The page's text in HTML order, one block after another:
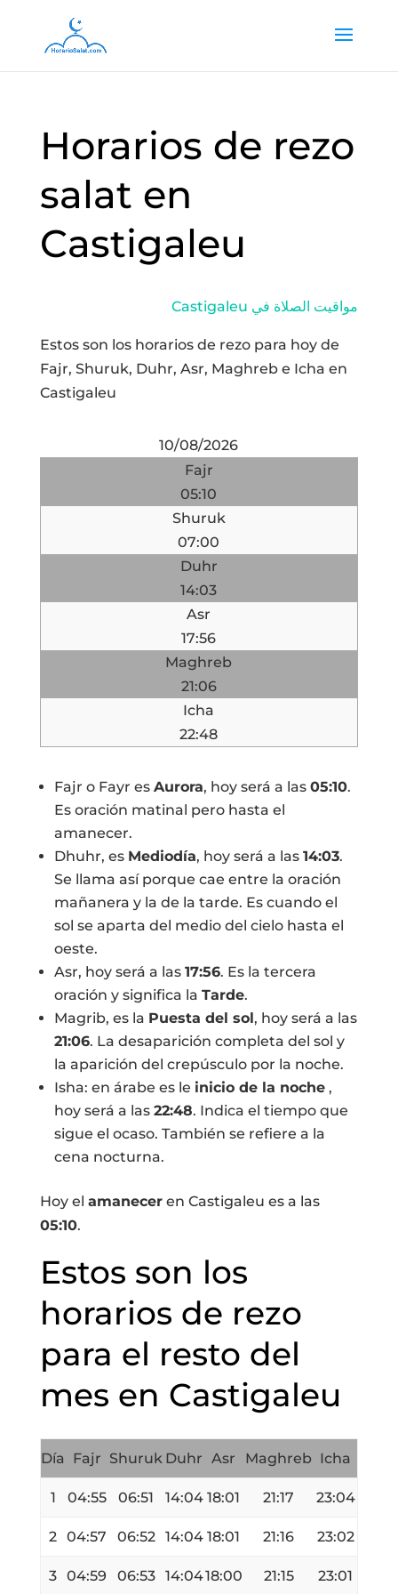
Horarios de rezo
salat en
Castigaleu
Castigaleu مواقيت الصلاة في
Estos son los horarios de rezo para hoy de
Fajr, Shuruk, Duhr, Asr, Maghreb e Icha en
Castigaleu
10/08/2026
Fajr
05:10
Shuruk
07:00
Duhr
14:03
Asr
17:56
Maghreb
21:06
Icha
22:48
Fajr o Fayr es Aurora, hoy será a las 05:10.
Es oración matinal pero hasta el
amanecer.
Dhuhr, es Mediodía, hoy será a las 14:03.
Se llama así porque cae entre la oración
mañanera y la de la tarde. Es cuando el
sol se aparta del medio del cielo hasta el
oeste.
Asr, hoy será a las 17:56. Es la tercera
oración y significa la Tarde.
Magrib, es la Puesta del sol, hoy será a las
21:06. La desaparición completa del sol y
la aparición del crepúsculo por la noche.
Isha: en árabe es le inicio de la noche,
hoy será a las 22:48. Indica el tiempo que
sigue el ocaso. También se refiere a la
cena nocturna.
Hoy el amaneceren Castigaleu es a las
05:10.
Estos son los
horarios de rezo
para el resto del
mes en Castigaleu
Día Fajr Shuruk Duhr Asr Maghreb Icha
1 04:55 06:51 14:04 18:01 21:17 23:04
2 04:57 06:52 14:04 18:01 21:16 23:02
3 04:59 06:53 14:0418:00 21:15 23:01